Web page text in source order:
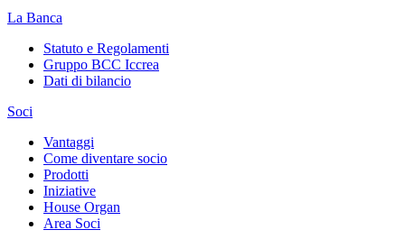
La Banca
Statuto e Regolamenti
Gruppo BCC Iccrea
Dati di bilancio
Soci
Vantaggi
Come diventare socio
Prodotti
Iniziative
House Organ
Area Soci